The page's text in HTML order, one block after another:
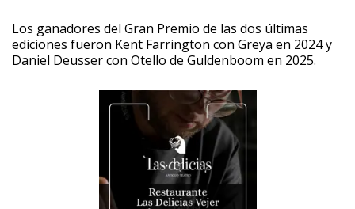
Los ganadores del Gran Premio de las dos últimas
ediciones fueron Kent Farrington con Greya en 2024 y
Daniel Deusser con Otello de Guldenboom en 2025.